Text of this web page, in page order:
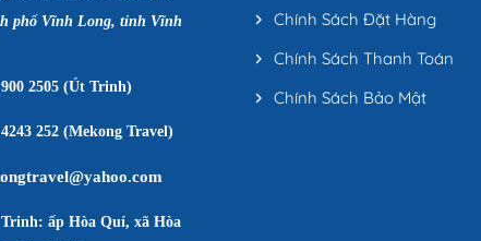
phố Vĩnh Long, tỉnh Vĩnh
2505 (Út Trinh)
252 (Mekong Travel)
ấp Hòa Quí, xã Hòa
Chính Sách Đặt Hàng
Chính Sách Thanh Toán
Chính Sách Bảo Mật